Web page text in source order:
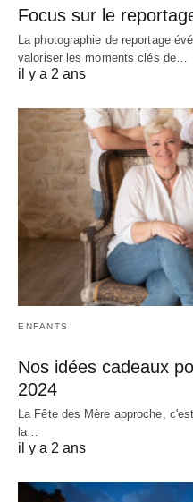
Focus sur le
La photographie de reportage
valoriser les moments clés de…
il y a 2 ans
ENFANTS
Nos idées cadeaux
2024
La Fête des Mère approche,
la…
il y a 2 ans